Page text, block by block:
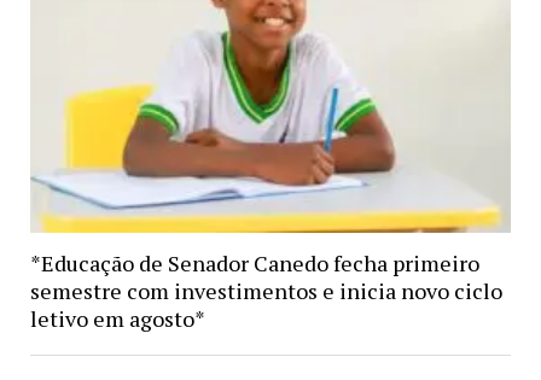
*Educação de Senador Canedo fecha primeiro
semestre com investimentos e inicia novo ciclo
letivo em agosto*